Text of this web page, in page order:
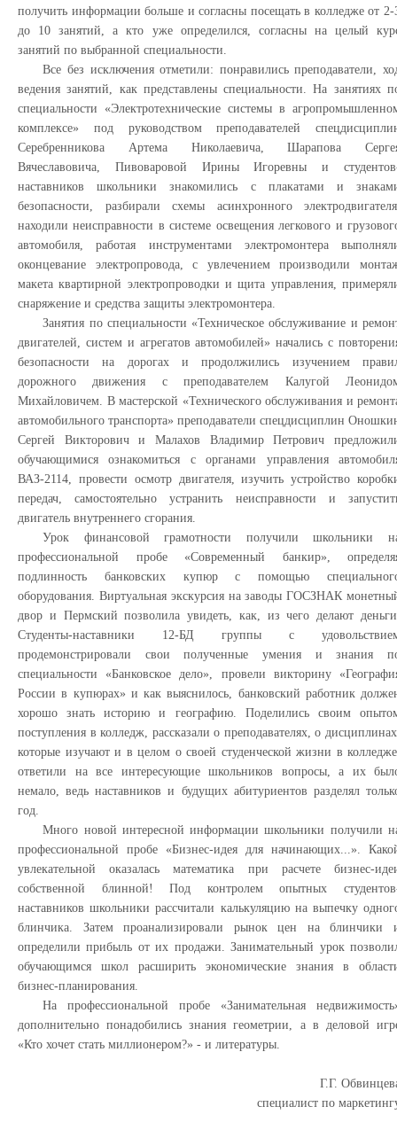
получить информации больше и согласны посещать в колледже от 2-
до 10 занятий, а кто уже определился, согласны на целый
занятий по выбранной специальности.
Все без исключения отметили: понравились преподаватели,
ведения занятий, как представлены специальности. На занятиях
специальности «Электротехнические системы в
комплексе» под руководством преподавателей
Серебренникова Артема Николаевича, Шарапова
Вячеславовича, Пивоваровой Ирины Игоревны и
наставников школьники знакомились с плакатами и
безопасности, разбирали схемы асинхронного
находили неисправности в системе освещения легкового и
автомобиля, работая инструментами электромонтера
оконцевание электропровода, с увлечением производили
макета квартирной электропроводки и щита управления,
снаряжение и средства защиты электромонтера.
Занятия по специальности «Техническое обслуживание и
двигателей, систем и агрегатов автомобилей» начались с
безопасности на дорогах и продолжились изучением
дорожного движения с преподавателем Калугой
Михайловичем. В мастерской «Технического обслуживания и
автомобильного транспорта» преподаватели спецдисциплин
Сергей Викторович и Малахов Владимир Петрович
обучающимися ознакомиться с органами управления
ВАЗ-2114, провести осмотр двигателя, изучить устройство
передач, самостоятельно устранить неисправности и
двигатель внутреннего сгорания.
Урок финансовой грамотности получили школьники
профессиональной пробе «Современный банкир»,
подлинность банковских купюр с помощью
оборудования. Виртуальная экскурсия на заводы ГОСЗНАК
двор и Пермский позволила увидеть, как, из чего делают
Студенты-наставники 12-БД группы с
продемонстрировали свои полученные умения и знания
специальности «Банковское дело», провели викторину
России в купюрах» и как выяснилось, банковский работник
хорошо знать историю и географию. Поделились своим
поступления в колледж, рассказали о преподавателях, о
которые изучают и в целом о своей студенческой жизни в
ответили на все интересующие школьников вопросы, а их
немало, ведь наставников и будущих абитуриентов разделял
год.
Много новой интересной информации школьники получили
профессиональной пробе «Бизнес-идея для начинающих...».
увлекательной оказалась математика при расчете бизнес-
собственной блинной! Под контролем опытных
наставников школьники рассчитали калькуляцию на выпечку
блинчика. Затем проанализировали рынок цен на блинчики
определили прибыль от их продажи. Занимательный урок
обучающимся школ расширить экономические знания в
бизнес-планирования.
На профессиональной пробе «Занимательная
дополнительно понадобились знания геометрии, а в деловой
«Кто хочет стать миллионером?» - и литературы.
Г.Г.
специалист по